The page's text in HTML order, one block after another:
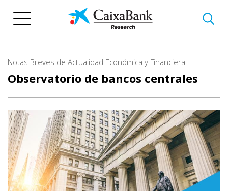
Notas Breves de Actualidad Económica y Financiera
Observatorio de bancos centrales